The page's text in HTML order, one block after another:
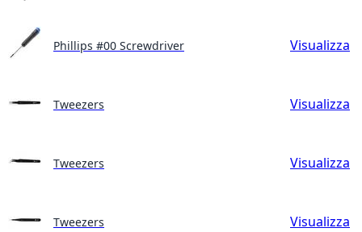
Phillips #00 Screwdriver Visualizza
Tweezers Visualizza
Tweezers Visualizza
Tweezers Visualizza